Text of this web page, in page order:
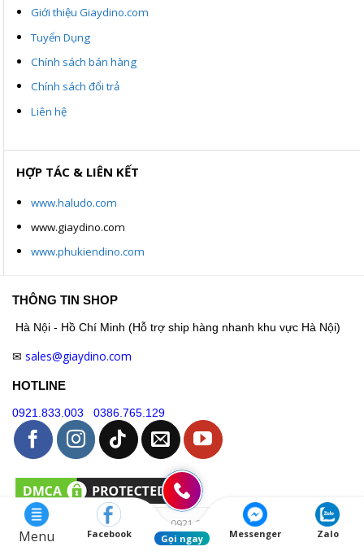
Giới thiệu Giaydino.com
Tuyển Dụng
Chính sách bán hàng
Chính sách đổi trả
Liên hệ
HỢP TÁC & LIÊN KẾT
www.haludo.com
www.giaydino.com
www.phukiendino.com
THÔNG TIN SHOP
Hà Nội - Hồ Chí Minh (Hỗ trợ ship hàng nhanh khu vực Hà Nội)
✉ sales@giaydino.com
HOTLINE
0921.833.003 0386.765.129
Hotline: 0921.833.003
Thiết kế và duy trì bởiGiaydino.com
Menu Facebook Gọi ngay Messenger Zalo